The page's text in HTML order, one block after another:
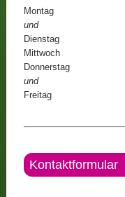
Montag
und
Dienstag
Mittwoch
Donnerstag
und
Freitag
Kontaktformular